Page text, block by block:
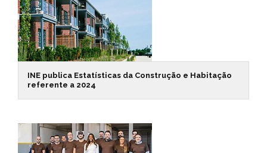
INE publica Estatísticas da Construção e Habitação
referente a 2024